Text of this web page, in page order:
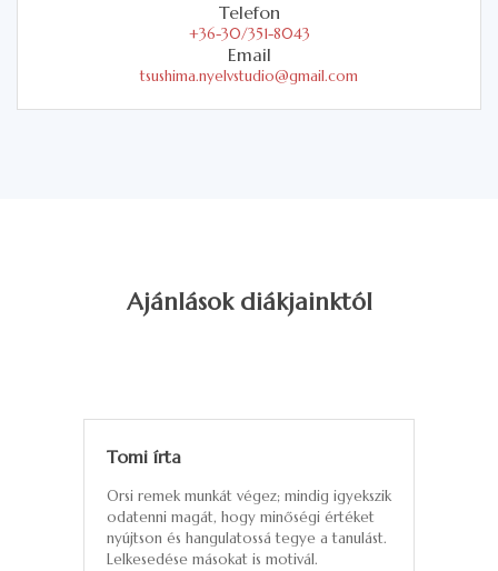
Telefon
+36-30/351-8043
Email
tsushima.nyelvstudio@gmail.com
Ajánlások diákjainktól
Tomi írta
Orsi remek munkát végez; mindig igyekszik
odatenni magát, hogy minőségi értéket
nyújtson és hangulatossá tegye a tanulást.
Lelkesedése másokat is motivál.